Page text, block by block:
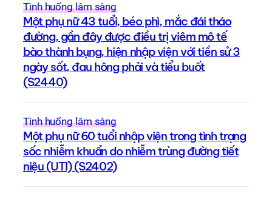
Tình huống lâm sàng
Một phụ nữ 43 tuổi, béo phì, mắc đái tháo
đường, gần đây được điều trị viêm mô tế
bào thành bụng, hiện nhập viện với tiền sử 3
ngày sốt, đau hông phải và tiểu buốt
(S2440)
Tình huống lâm sàng
Một phụ nữ 60 tuổi nhập viện trong tình trạng
sốc nhiễm khuẩn do nhiễm trùng đường tiết
niệu (UTI) (S2402)